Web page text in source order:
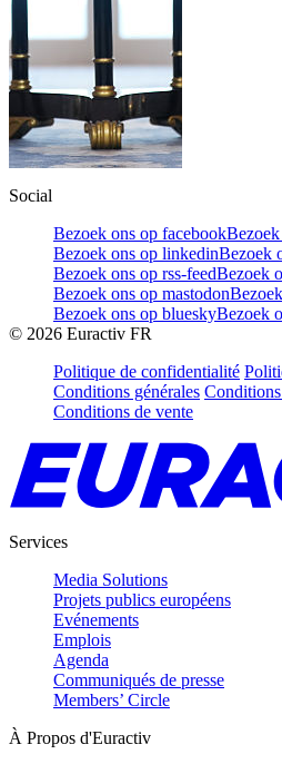
Social
Bezoek ons op facebook
Bezoek ons op linkedinBezoek
Bezoek ons op rss-feedBezoek
Bezoek ons op mastodon
Bezoek ons op blueskyBezoek
© 2026 Euractiv FR
Politique de confidentialité
Conditions générales
Conditions de vente
Services
Media Solutions
Projets publics européens
Evénements
Emplois
Agenda
Communiqués de presse
Members’ Circle
À Propos d'Euractiv